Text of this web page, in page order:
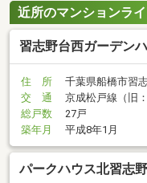
近所のマンションラ
習志野台西ガーデン
住 所
千葉県船橋市習
交 通
京成松戸線（旧
総戸数
27戸
築年月
平成8年1月
パークハウス北習志野